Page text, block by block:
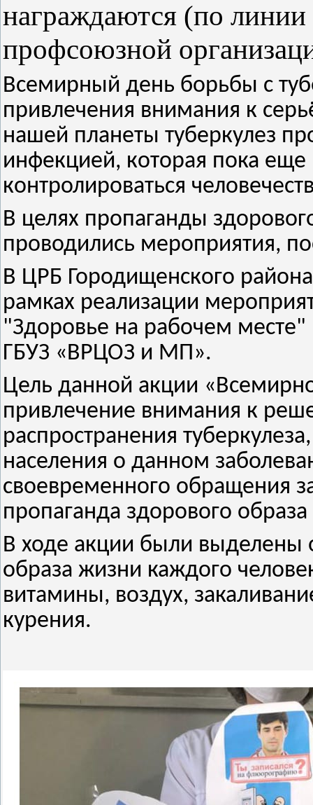
награждаются (по
профсоюзной
Всемирный день борьбы с
привлечения внимания к
нашей планеты туберкулез
инфекцией, которая пока
контролироваться
В целях пропаганды
проводились мероприятия,
В ЦРБ Городищенского
рамках реализации
"Здоровье на рабочем
ГБУЗ «ВРЦОЗ и МП».
Цель данной акции
привлечение внимания к
распространения
населения о данном
своевременного обращения
пропаганда здорового
В ходе акции были выделены
образа жизни каждого
витамины, воздух,
курения.